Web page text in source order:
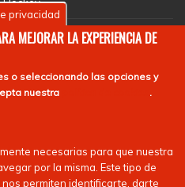
privacidad
MEJORAR LA EXPERIENCIA DE
o seleccionando las opciones y
nuestra .
necesarias para que nuestra
por la misma. Este tipo de
permiten identificarte, darte